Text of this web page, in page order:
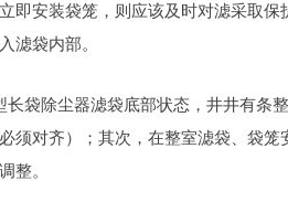
即安装袋笼，则应该及时对滤采取保
滤袋内部。
袋除尘器滤袋底部状态，井井有条
须对齐）；其次，在整室滤袋、袋笼
整。